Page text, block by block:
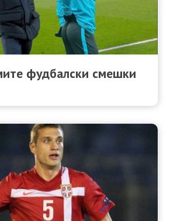
фудбалски смешки